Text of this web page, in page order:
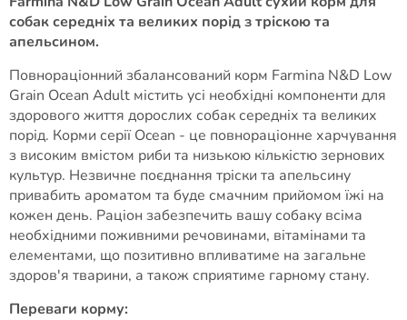
собак середніх та великих порід з тріскою та
апельсином.
Повнораціонний збалансований корм Farmina N&D Low
Grain Ocean Adult містить усі необхідні компоненти для
здорового життя дорослих собак середніх та великих
порід. Корми серії Ocean - це повнораціонне харчування
з високим вмістом риби та низькою кількістю зернових
культур. Незвичне поєднання тріски та апельсину
привабить ароматом та буде смачним прийомом їжі на
кожен день. Раціон забезпечить вашу собаку всіма
необхідними поживними речовинами, вітамінами та
елементами, що позитивно впливатиме на загальне
здоров'я тварини, а також сприятиме гарному стану.
Переваги корму: